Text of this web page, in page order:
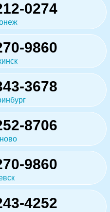
0274
9860
3678
8706
9860
4252